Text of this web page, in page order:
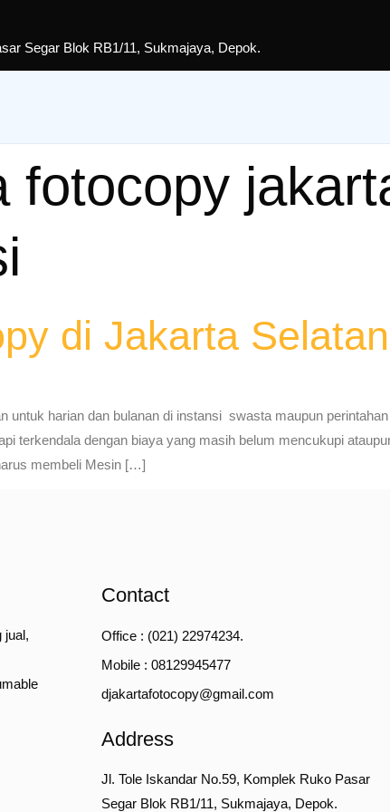
Segar Blok RB1/11, Sukmajaya, Depok.
fotocopy
di Jakarta Selatan
untuk harian dan bulanan di instansi swasta maupun
terkendala dengan biaya yang masih belum mencukupi
membeli Mesin […]
jual,
Contact
Office : (021) 22974234.
Mobile : 08129945477
djakartafotocopy@gmail.com
Address
Jl. Tole Iskandar No.59, Komplek Ruko Pasar
Segar Blok RB1/11, Sukmajaya, Depok.